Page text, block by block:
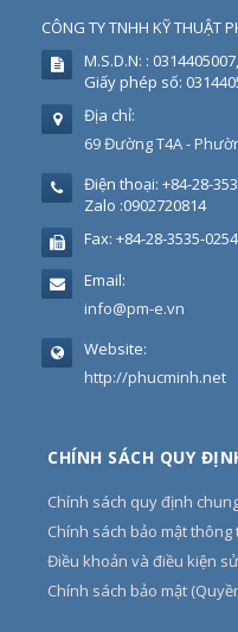
CÔNG TY TNHH KỸ THUẬT
M.S.D.N: :
Giấy phép số:
Địa chỉ:
69 Đường T4A -
Điện thoại: +84-28-
Zalo :0902720814
Fax: +84-28-3535-0254
Email:
info@pm-e.vn
Website:
http://phucminh.net
CHÍNH SÁCH QUY
Chính sách quy định
Chính sách bảo mật thông
Điều khoản và điều kiện
Chính sách bảo mật